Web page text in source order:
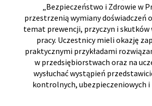
„Bezpieczeństwo i Zdrowie w
przestrzenią wymiany doświadczeń
temat prewencji, przyczyn i skutków
pracy. Uczestnicy mieli okazję
praktycznymi przykładami
w przedsiębiorstwach oraz na
wysłuchać wystąpień
kontrolnych, ubezpieczeniowych